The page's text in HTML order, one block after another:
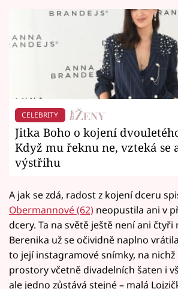
CELEBRITY
Jitka Boho o kojení
Když mu řeknu ne, vzteká se
výstřihu
A jak se zdá, radost z kojení dceru
Obermannové (62) neopustila ani v
dcery. Ta na světě ještě není ani čtyři
Berenika už se očividně naplno
to její instagramové snímky, na
prostory včetně divadelních šaten i
ale jedno zůstává stejné – malá